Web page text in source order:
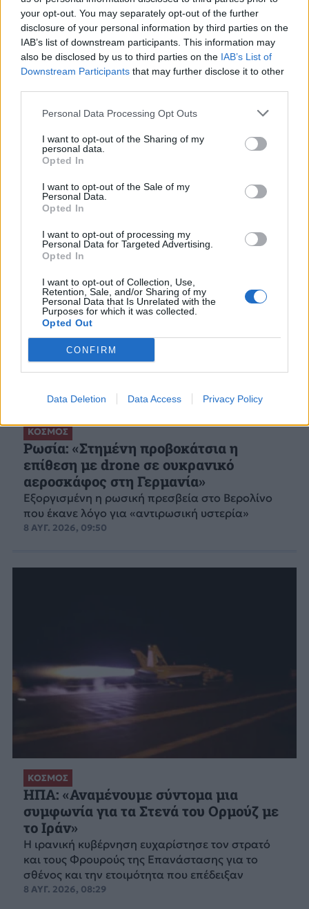
your opt-out. You may separately opt-out of the further
disclosure of your personal information by third parties on the
IAB’s list of downstream participants. This information may
also be disclosed by us to third parties on the IAB’s List of
Downstream Participants that may further disclose it to other
Personal Data Processing Opt Outs
I want to opt-out of the Sharing of my
personal data.
Opted In
I want to opt-out of the Sale of my
Personal Data.
Opted In
I want to opt-out of processing my
Personal Data for Targeted Advertising.
Opted In
I want to opt-out of Collection, Use,
Retention, Sale, and/or Sharing of my
Personal Data that Is Unrelated with the
Purposes for which it was collected.
Opted Out
CONFIRM
Data Deletion Data Access Privacy Policy
ΣΧΕΤΙΚΑ ΑΡΘΡΑ
ΚΟΣΜΟΣ
Ρωσία: «Στημένη προβοκάτσια η
επίθεση με drone σε ουκρανικό
αεροσκάφος στη Γερμανία»
Εξοργισμένη η ρωσική πρεσβεία στο Βερολίνο
που έκανε λόγο για «αντιρωσική υστερία»
8 ΑΥΓ. 2026, 09:50
ΚΟΣΜΟΣ
ΗΠΑ: «Αναμένουμε σύντομα μια
συμφωνία για τα Στενά του Ορμούζ με
το Ιράν»
Η ιρανική κυβέρνηση ευχαρίστησε τον στρατό
και τους Φρουρούς της Επανάστασης για το
σθένος και την ετοιμότητα που επέδειξαν
8 ΑΥΓ. 2026, 08:29